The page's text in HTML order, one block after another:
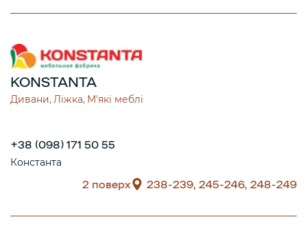
KONSTANTA
Дивани Ліжка М'які меблі
+38 (098) 171 50 55
Константа
2 поверх 238-239, 245-246, 248-249